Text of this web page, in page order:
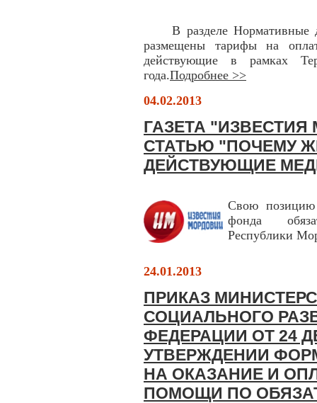
В разделе Нормативные
размещены тарифы на
действующие в рамках
года.Подробнее >>
04.02.2013
ГАЗЕТА
СТАТЬЮ "ПОЧЕМУ
ДЕЙСТВУЮЩИЕ
Свою позицию
фонда
Республики
24.01.2013
ПРИКАЗ
СОЦИАЛЬНОГО
ФЕДЕРАЦИИ ОТ 24
УТВЕРЖДЕНИИ
НА ОКАЗАНИЕ И
ПОМОЩИ ПО